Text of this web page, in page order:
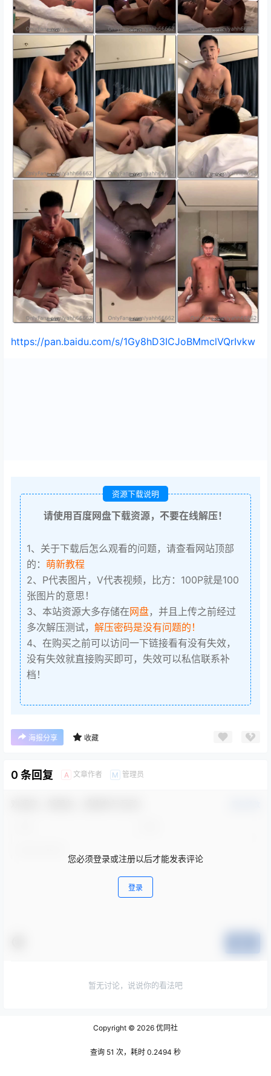
https://pan.baidu.com/s/1Gy8hD3ICJoBMmclVQrIvkw
资源下载说明
请使用百度网盘下载资源，不要在线解压！
1、关于下载后怎么观看的问题，请查看网站顶部
的： 萌新教程
2、P代表图片，V代表视频，比方：100P就是100
张图片的意思！
3、本站资源大多存储在网盘，并且上传之前经过
多次解压测试， 解压密码是没有问题的！
4、在购买之前可以访问一下链接看有没有失效，
没有失效就直接购买即可，失效可以私信联系补
档！
海报分享 收藏
0 条回复 A 文章作者 M 管理员
您必须登录或注册以后才能发表评论
登录
暂无讨论，说说你的看法吧
Copyright © 2026 优同社
查询 51 次，耗时 0.2494 秒